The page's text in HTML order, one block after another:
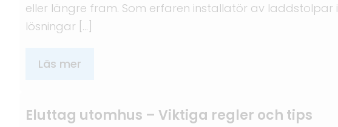
eller längre fram. Som erfaren installatör av
lösningar […]
Läs mer
Eluttag utomhus – Viktiga regler och tips